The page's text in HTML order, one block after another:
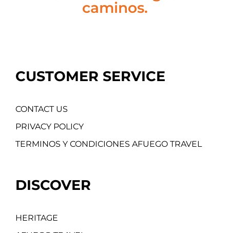
caminos.
CUSTOMER SERVICE
CONTACT US
PRIVACY POLICY
TERMINOS Y CONDICIONES AFUEGO TRAVEL
DISCOVER
HERITAGE